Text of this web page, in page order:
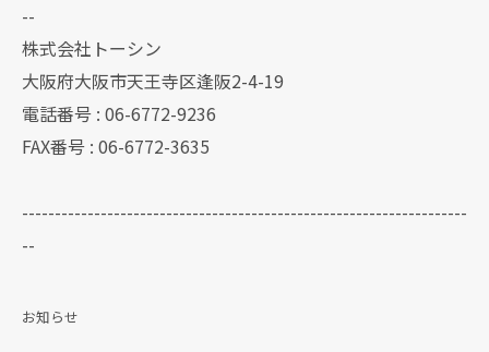
--
株式会社トーシン
大阪府大阪市天王寺区逢阪2-4-19
電話番号 : 06-6772-9236
FAX番号 : 06-6772-3635
--------------------------------------------------------------------
--
お知らせ